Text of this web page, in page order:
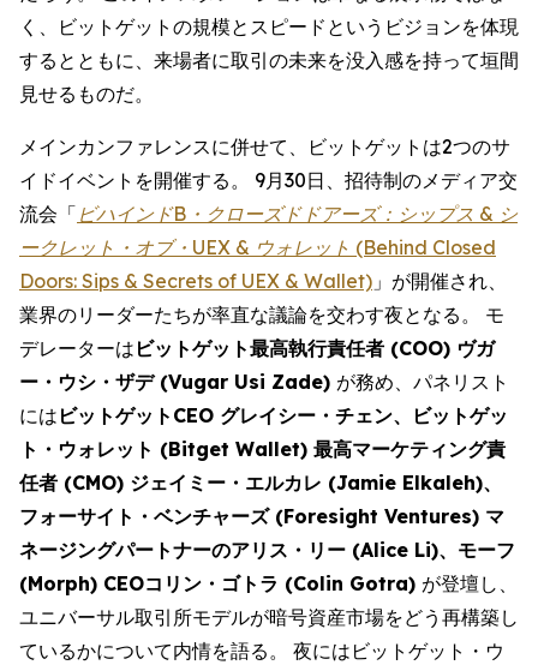
く、ビットゲットの規模とスピードというビジョンを体現
するとともに、来場者に取引の未来を没入感を持って垣間
見せるものだ。
メインカンファレンスに併せて、ビットゲットは2つのサ
イドイベントを開催する。 9月30日、招待制のメディア交
流会「 ビハインドB・クローズドドアーズ：シップス & シ
ークレット・オブ・UEX & ウォレット (Behind Closed
Doors: Sips & Secrets of UEX & Wallet) 」が開催され、
業界のリーダーたちが率直な議論を交わす夜となる。 モ
デレーターは ビットゲット最高執行責任者 (COO) ヴガ
ー・ウシ・ザデ (Vugar Usi Zade) が務め、パネリスト
には ビットゲットCEO グレイシー・チェン、ビットゲッ
ト・ウォレット (Bitget Wallet) 最高マーケティング責
任者 (CMO) ジェイミー・エルカレ (Jamie Elkaleh)、
フォーサイト・ベンチャーズ (Foresight Ventures) マ
ネージングパートナーのアリス・リー (Alice Li)、モーフ
(Morph) CEOコリン・ゴトラ (Colin Gotra) が登壇し、
ユニバーサル取引所モデルが暗号資産市場をどう再構築し
ているかについて内情を語る。 夜にはビットゲット・ウ